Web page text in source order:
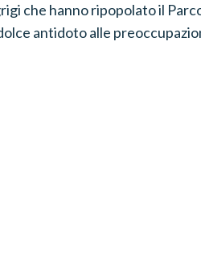
che hanno ripopolato il
antidoto alle